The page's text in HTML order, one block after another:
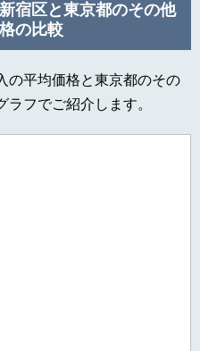
宿区と東京都のその他
の比較
の平均価格と東京都のその
フでご紹介します。